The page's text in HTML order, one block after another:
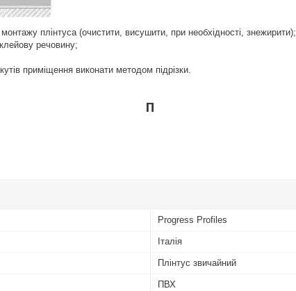
монтажу плінтуса (очистити, висушити, при необхідності, знежирити);
речовину;
приміщення виконати методом підрізки.
П
Progress Profiles
Італія
Плінтус звичайний
ПВХ